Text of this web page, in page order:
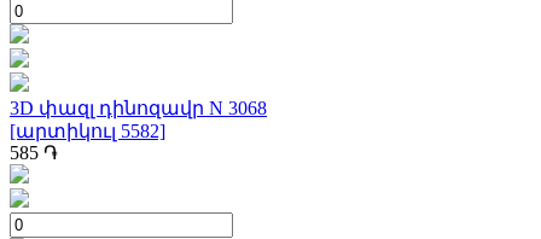
3D փազլ դինոզավր N 3068
[արտիկուլ 5582]
585 ֏